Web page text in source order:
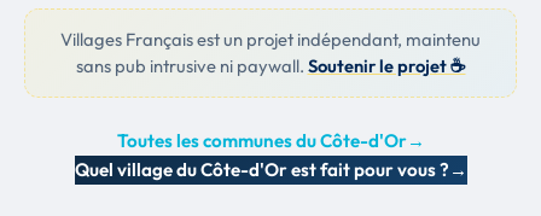
Villages Français est un projet indépendant, maintenu
sans pub intrusive ni paywall. Soutenir le projet ☕
Toutes les communes du Côte-d'Or→
Quel village du Côte-d'Or est fait pour vous ? →